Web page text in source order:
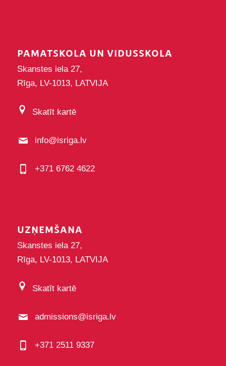
PAMATSKOLA UN VIDUSSKOLA
Skanstes iela 27,
Rīga, LV-1013, LATVIJA
Skatīt kartē
info@isriga.lv
+371 6762 4622
UZŅEMŠANA
Skanstes iela 27,
Rīga, LV-1013, LATVIJA
Skatīt kartē
admissions@isriga.lv
+371 2511 9337